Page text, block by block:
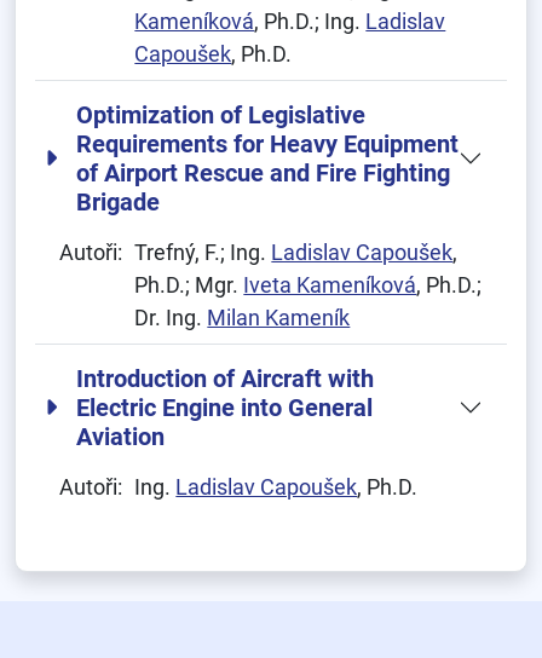
Kameníková, Ph.D.; Ing. Ladislav
Capoušek, Ph.D.
Optimization of Legislative
Requirements for Heavy Equipment
of Airport Rescue and Fire Fighting
Brigade
Autoři: Trefný, F.; Ing. Ladislav Capoušek,
Ph.D.; Mgr. Iveta Kameníková, Ph.D.;
Dr. Ing. Milan Kameník
Introduction of Aircraft with
Electric Engine into General
Aviation
Autoři: Ing. Ladislav Capoušek, Ph.D.